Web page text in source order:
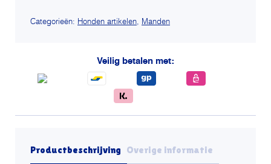
aantal
Categorieën: Honden artikelen, Manden
Veilig betalen met:
Productbeschrijving Overige informatie